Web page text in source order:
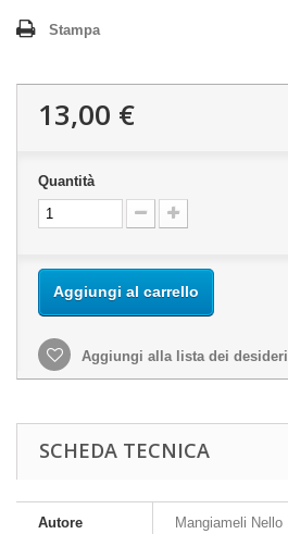
Stampa
13,00 €
Quantità
Aggiungi al carrello
Aggiungi alla lista dei desideri
SCHEDA TECNICA
Autore Mangiameli Nello